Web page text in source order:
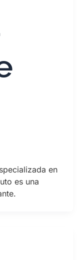
en
es una